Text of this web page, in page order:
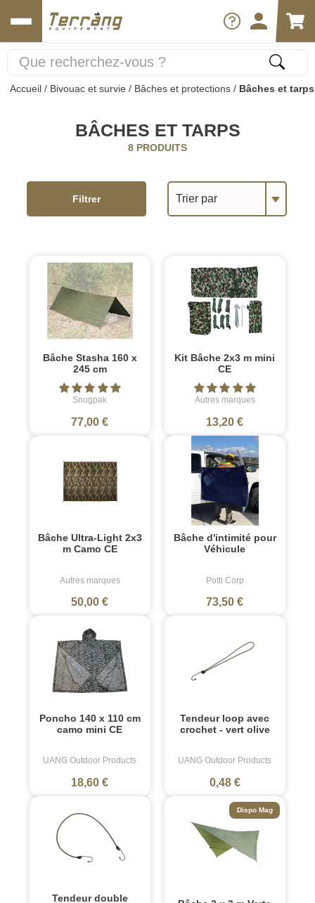
Accueil / Bivouac et survie / Bâches et protections / Bâches et tarps
BÂCHES ET TARPS
8 PRODUITS
Trier par
Filtrer
Bâche Stasha 160 x
245 cm
Snugpak
77,00 €
Kit Bâche 2x3 m mini
CE
Autres marques
13,20 €
Bâche Ultra-Light 2x3
m Camo CE
Autres marques
50,00 €
Bâche d'intimité pour
Véhicule
Potti Corp
73,50 €
Poncho 140 x 110 cm
camo mini CE
UANG Outdoor Products
18,60 €
Tendeur loop avec
crochet - vert olive
UANG Outdoor Products
0,48 €
Tendeur double
Dispo Mag